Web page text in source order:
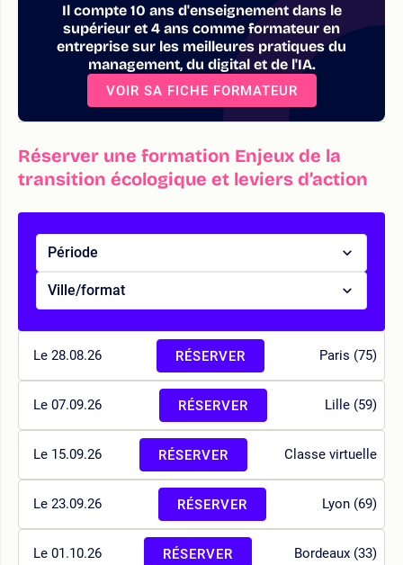
Il compte 10 ans d'enseignement dans le
supérieur et 4 ans comme formateur en
entreprise sur les meilleures pratiques du
management, du digital et de l'IA.
VOIR SA FICHE FORMATEUR
Réserver une formation Enjeux de la
transition écologique et leviers d’action
Période
Ville/format
Le 28.08.26 Paris (75)
RÉSERVER
Le 07.09.26 Lille (59)
RÉSERVER
Le 15.09.26 Classe virtuelle
RÉSERVER
Le 23.09.26 Lyon (69)
RÉSERVER
Le 01.10.26 Bordeaux (33)
RÉSERVER